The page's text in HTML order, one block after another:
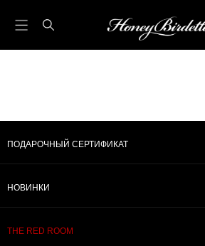
НОВИНКИ
ПОДАРОЧНЫЙ СЕРТИФИКАТ
THE RED ROOM